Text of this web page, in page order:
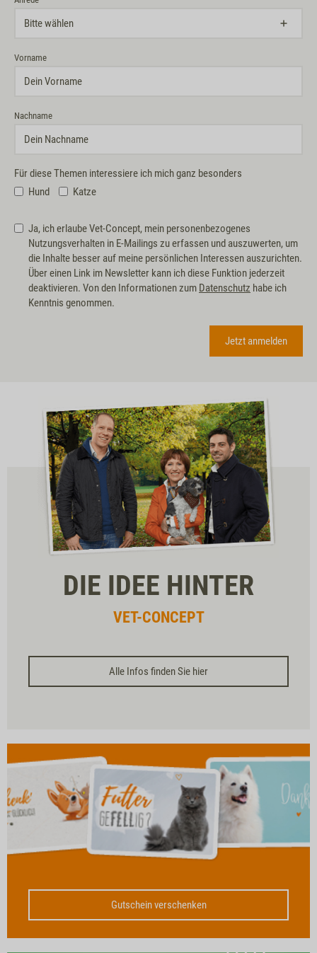
Vorname
Nachname
Für diese Themen interessiere ich mich ganz besonders
Hund
Katze
Ja, ich erlaube Vet-Concept, mein personenbezogenes
Nutzungsverhalten in E-Mailings zu erfassen und auszuwerten, um
die Inhalte besser auf meine persönlichen Interessen auszurichten.
Über einen Link im Newsletter kann ich diese Funktion jederzeit
deaktivieren. Von den Informationen zum Datenschutz habe ich
Kenntnis genommen.
DIE IDEE HINTER
VET-CONCEPT
Alle Infos finden Sie hier
Gutschein verschenken